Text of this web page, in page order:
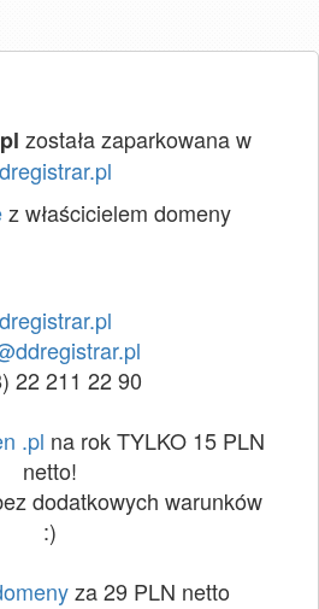
została zaparkowana w
z właścicielem domeny
22 211 22 90
.pl na rok TYLKO 15 PLN
netto!
dodatkowych warunków
:)
za 29 PLN netto